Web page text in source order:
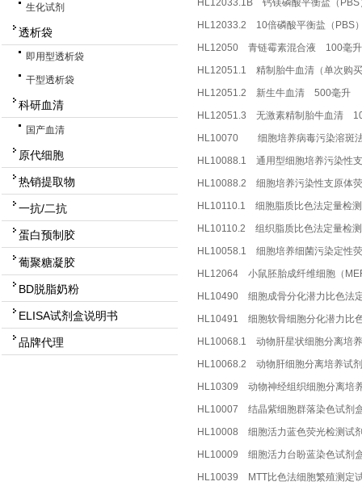
生化试剂
透析袋
即用型透析袋
干型透析袋
科研血清
国产血清
原代细胞
热销提取物
一抗/二抗
蛋白预制胶
葡聚糖凝胶
BD脱脂奶粉
ELISA试剂盒说明书
品牌代理
HL12033.1B 钙镁磷酸平衡盐（
HL12033.2 10倍磷酸平衡盐（PBS
HL12050 青链霉素混合液 100毫升
HL12051.1 精制胎牛血清（单次购
HL12051.2 新生牛血清 500毫升
HL12051.3 无激素精制胎牛血清
HL10070 细胞培养病毒污染溶斑
HL10088.1 通用型细胞培养污染性
HL10088.2 细胞培养污染性支原体
HL10110.1 细胞脂质比色法定量检
HL10110.2 组织脂质比色法定量检
HL10058.1 细胞培养细菌污染定性
HL12064 小鼠胚胎成纤维细胞（
HL10490 细胞成骨分化潜力比色法
HL10491 细胞软骨细胞分化潜力比
HL10068.1 动物肝星状细胞分离培
HL10068.2 动物肝细胞分离培养试
HL10309 动物神经组织细胞分离培
HL10007 结晶紫细胞群落染色试剂
HL10008 细胞活力蓝色荧光检测试
HL10009 细胞活力台盼蓝染色试剂
HL10039 MTT比色法细胞繁殖测定